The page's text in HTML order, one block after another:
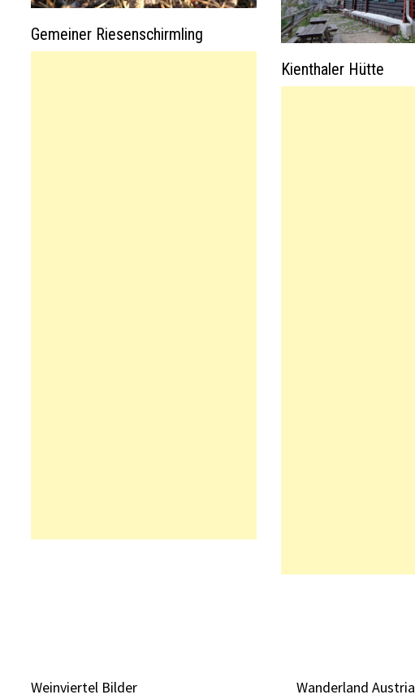
Gemeiner Riesenschirmling
Kienthaler Hütte
Weinviertel Bilder Wanderland Austria